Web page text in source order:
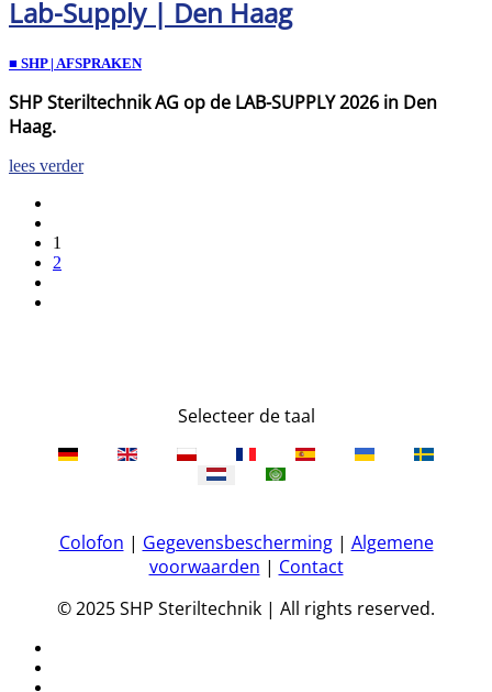
Lab-Supply | Den Haag
■ SHP | AFSPRAKEN
SHP Steriltechnik AG op de LAB-SUPPLY 2026 in Den
Haag.
lees verder
1
2
Selecteer de taal
Colofon | Gegevensbescherming| Algemene
voorwaarden | Contact
© 2025 SHP Steriltechnik | All rights reserved.